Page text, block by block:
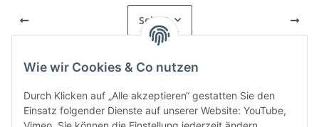
Seite2
Kategorien
Wie wir Cookies & Co nutzen
Durch Klicken auf „Alle akzeptieren“ gestatten Sie den
Einsatz folgender Dienste auf unserer Website: YouTube,